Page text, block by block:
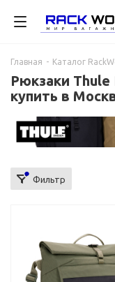
Главная - Каталог
Рюкзаки Thule
купить в
Фильтр